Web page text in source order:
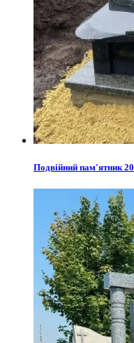
Подвійний пам'ятник 20